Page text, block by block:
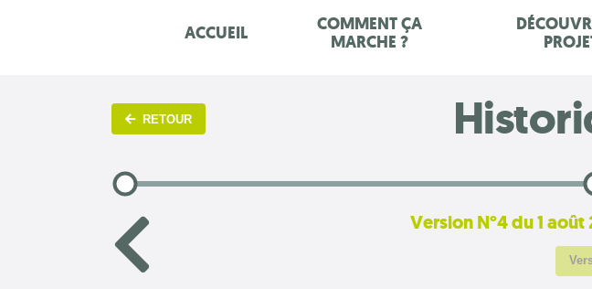
ACCUEIL
COMMENT ÇA
MARCHE ?
RETOUR
Version N°4 du 1 août